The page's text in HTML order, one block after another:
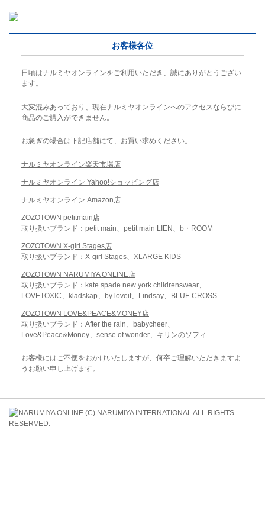
お客様各位
日頃はナルミヤオンラインをご利用いただき、誠にありがとうござい
ます。
大変混みあっており、現在ナルミヤオンラインへのアクセスならびに
商品のご購入ができません。
お急ぎの場合は下記店舗にて、お買い求めください。
ナルミヤオンライン楽天市場店
ナルミヤオンライン Yahoo!ショッピング店
ナルミヤオンライン Amazon店
ZOZOTOWN petitmain店
取り扱いブランド：petit main、petit main LIEN、b・ROOM
ZOZOTOWN X-girl Stages店
取り扱いブランド：X-girl Stages、XLARGE KIDS
ZOZOTOWN NARUMIYA ONLINE店
取り扱いブランド：kate spade new york childrenswear、
LOVETOXIC、kladskap、by loveit、Lindsay、BLUE CROSS
ZOZOTOWN LOVE&PEACE&MONEY店
取り扱いブランド：After the rain、babycheer、
Love&Peace&Money、sense of wonder、キリンのソフィ
お客様にはご不便をおかけいたしますが、何卒ご理解いただきますよ
うお願い申し上げます。